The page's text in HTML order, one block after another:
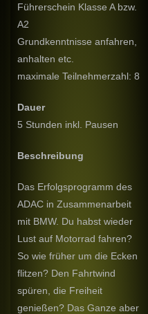
Führerschein Klasse A bzw.
A2
Grundkenntnisse anfahren,
anhalten etc.
maximale Teilnehmerzahl: 8
Dauer
5 Stunden inkl. Pausen
Beschreibung
Das Erfolgsprogramm des
ADAC in Zusammenarbeit
mit BMW. Du habst wieder
Lust auf Motorrad fahren?
So wie früher um die Ecken
flitzen? Den Fahrtwind
spüren, die Freiheit
genießen? Das Ganze aber